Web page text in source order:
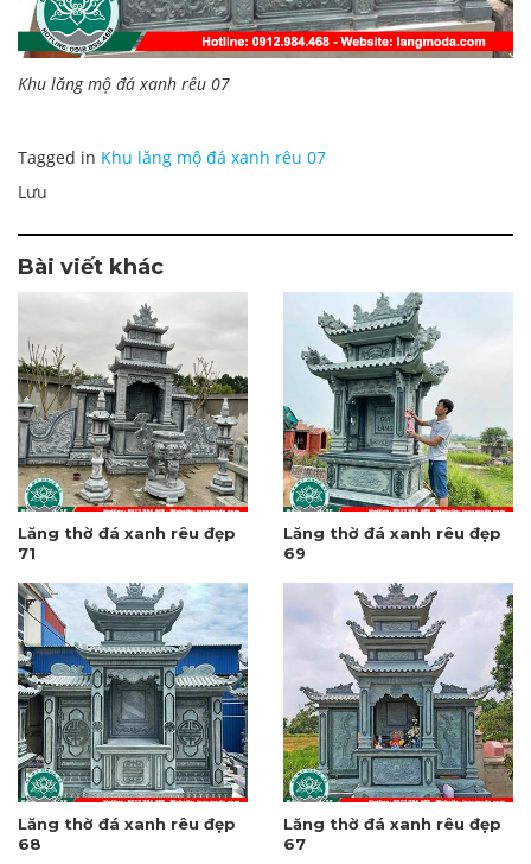
Khu lăng mộ đá xanh rêu 07
Tagged in Khu lăng mộ đá xanh rêu 07
Lưu
Bài viết khác
Lăng thờ đá xanh rêu đẹp
71
Lăng thờ đá xanh rêu đẹp
69
Lăng thờ đá xanh rêu đẹp
68
Lăng thờ đá xanh rêu đẹp
67